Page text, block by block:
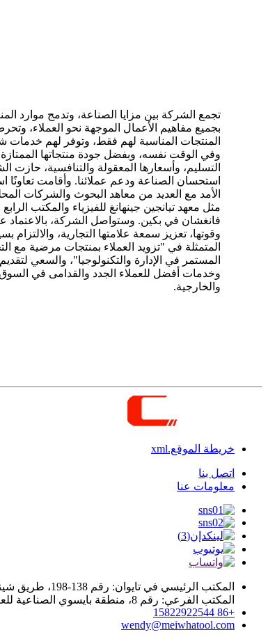
تجمع الشركة بين مزايا الصناعة، وتدمج موارد
بجميع مفاهيم الأعمال الموجهة نحو العملاء،
المنتجات المناسبة لهم فقط، وتوفر لهم خدمات
وفي الوقت نفسه، وبفضل جودة منتجاتها
التسليم، وأسعارها المعقولة والتنافسية، حازت
استحسان الصناعة ودعم عملائنا. وأقامت تعاونًا
الأمد مع العديد من معاهد البحوث والشركات
مثل معهد تيانجين جينهانغ للفيزياء والمكتب
فانغشان في بكين. وستواصل الشركة، بالاعتماد
وقوتها، تعزيز سمعة علامتها التجارية، والالتزام
المتمثلة في "تزويد العملاء بمنتجات مرضية مع
المستمر في الإدارة والتكنولوجيا"، والسعي
وخدمات أفضل للعملاء الجدد والقدامى في السوق
والخارجية.
خريطة الموقع.xml
اتصل بنا
معلومات عنا
المكتب الرئيسي في تايوان: رقم 138-198، طريق شينغان، Zhuangmeili، منطقة داجيا، مدينة تايتشونغ، تايوان.
المكتب الفرعي: رقم 8، منطقة بايسوي الصناعية للعلوم، طريق هايهانغ الغربي، منطقة نينغهي، تيانجين، الصين
+86 15822922544
wendy@meiwhatool.com